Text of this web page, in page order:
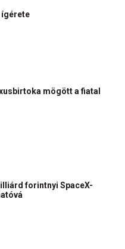
ígérete
mögött a fiatal
forintnyi SpaceX-